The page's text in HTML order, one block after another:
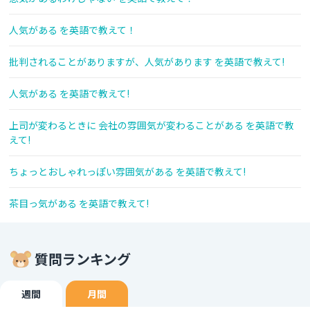
人気がある を英語で教えて！
批判されることがありますが、人気があります を英語で教えて!
人気がある を英語で教えて!
上司が変わるときに 会社の雰囲気が変わることがある を英語で教
えて!
ちょっとおしゃれっぽい雰囲気がある を英語で教えて!
茶目っ気がある を英語で教えて!
質問ランキング
週間 月間